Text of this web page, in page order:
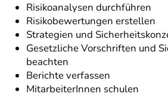
Risikoanalysen durchführen
Risikobewertungen erstellen
Strategien und
Gesetzliche Vorschriften und
beachten
Berichte verfassen
MitarbeiterInnen schulen